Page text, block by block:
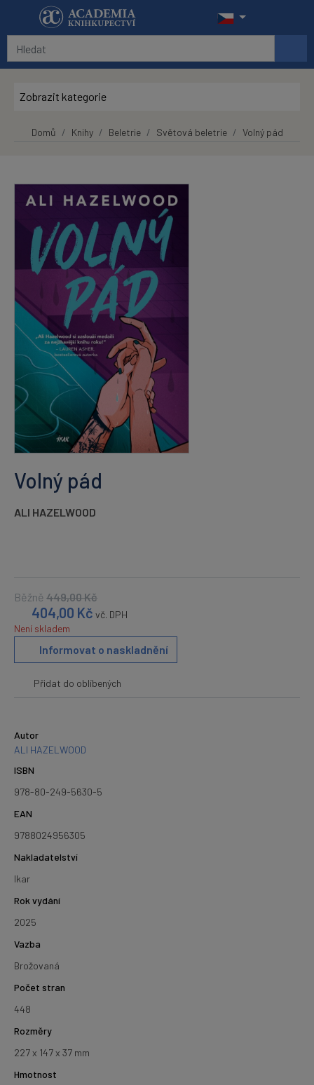
Přeskočit na hlavní obsah
Zobrazit kategorie
Domů Knihy Beletrie Světová beletrie Volný pád
Volný pád
ALI HAZELWOOD
Běžně 449,00Kč
404,00 Kč vč. DPH
Není skladem
Informovat o naskladnění
Přidat do oblíbených
Autor
ALI HAZELWOOD
ISBN
978-80-249-5630-5
EAN
9788024956305
Nakladatelství
Ikar
Rok vydání
2025
Vazba
Brožovaná
Počet stran
448
Rozměry
227 x 147 x 37 mm
Hmotnost